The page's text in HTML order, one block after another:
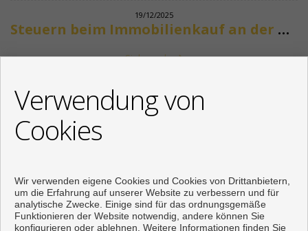
19/12/2025
Steuern beim Immobilienkauf an der Costa del Sol
Siehe mehr
+34 622318266
info@mikenaumannimmobilien.com
Von Montag bis Freitag : 10:00 - 18:00
Verwendung von
Cookies
Wir verwenden eigene Cookies und Cookies von Drittanbietern,
um die Erfahrung auf unserer Website zu verbessern und für
analytische Zwecke. Einige sind für das ordnungsgemäße
Funktionieren der Website notwendig, andere können Sie
konfigurieren oder ablehnen. Weitere Informationen finden Sie